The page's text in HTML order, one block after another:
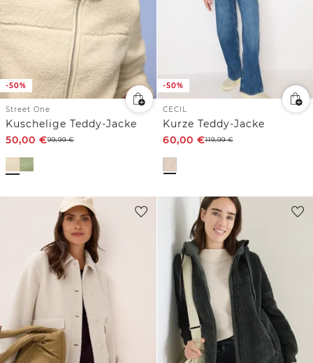
-50%
Street One
Kuschelige Teddy-Jacke
50,00 €99,99€
-50%
CECIL
Kurze Teddy-Jacke
60,00 €119,99€